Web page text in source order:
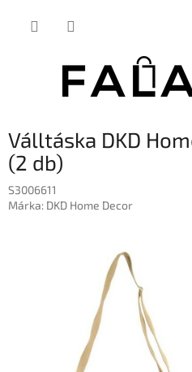
Válltáska DKD
(2 db)
S3006611
Márka: DKD Home Decor